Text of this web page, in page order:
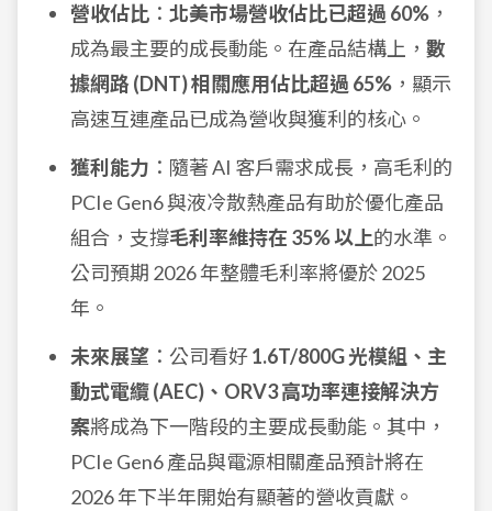
營收佔比 ： 北美市場營收佔比已超過 60% ，
成為最主要的成長動能。在產品結構上， 數
據網路 (DNT) 相關應用佔比超過 65% ，顯示
高速互連產品已成為營收與獲利的核心。
獲利能力 ：隨著 AI 客戶需求成長，高毛利的
PCIe Gen6 與液冷散熱產品有助於優化產品
組合，支撐毛利率維持在 35% 以上的水準。
公司預期 2026 年整體毛利率將優於 2025
年。
未來展望 ：公司看好1.6T/800G 光模組、主
動式電纜 (AEC)、ORV3 高功率連接解決方
案將成為下一階段的主要成長動能。其中，
PCIe Gen6 產品與電源相關產品預計將在
2026 年下半年開始有顯著的營收貢獻。